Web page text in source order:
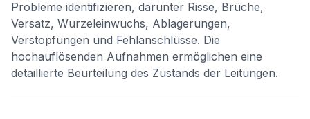
Probleme identifizieren, darunter Risse, Brüche,
Versatz, Wurzeleinwuchs, Ablagerungen,
Verstopfungen und Fehlanschlüsse. Die
hochauflösenden Aufnahmen ermöglichen eine
detaillierte Beurteilung des Zustands der Leitungen.